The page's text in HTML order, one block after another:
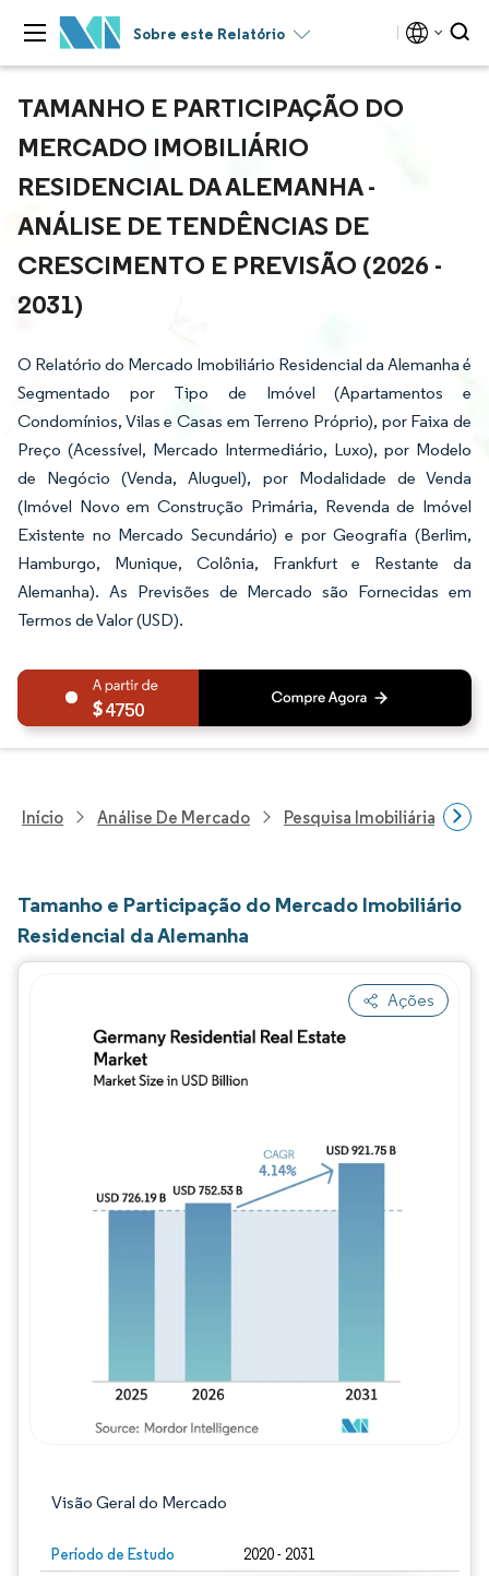
Sobre este Relatório
TAMANHO E PARTICIPAÇÃO DO
MERCADO IMOBILIÁRIO
RESIDENCIAL DA ALEMANHA -
ANÁLISE DE TENDÊNCIAS DE
CRESCIMENTO E PREVISÃO (2026 -
2031)
O Relatório do Mercado Imobiliário Residencial da Alemanha é
Segmentado por Tipo de Imóvel (Apartamentos e
Condomínios, Vilas e Casas em Terreno Próprio), por Faixa de
Preço (Acessível, Mercado Intermediário, Luxo), por Modelo
de Negócio (Venda, Aluguel), por Modalidade de Venda
(Imóvel Novo em Construção Primária, Revenda de Imóvel
Existente no Mercado Secundário) e por Geografia (Berlim,
Hamburgo, Munique, Colônia, Frankfurt e Restante da
Alemanha). As Previsões de Mercado são Fornecidas em
Termos de Valor (USD).
4750
Início Análise De Mercado Pesquisa Imobiliária E De
Tamanho e Participação do Mercado Imobiliário
Residencial da Alemanha
Ações
Visão Geral do Mercado
Período de Estudo 2020 - 2031